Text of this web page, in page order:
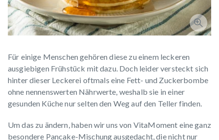
Für einige Menschen gehören diese zu einem leckeren
ausgiebigen Frühstück mit dazu. Doch leider versteckt sich
hinter dieser Leckerei oftmals eine Fett- und Zuckerbombe
ohne nennenswerten Nährwerte, weshalb sie in einer
gesunden Küche nur selten den Weg auf den Teller finden.
Um das zu ändern, haben wir uns von VitaMoment eine ganz
besondere Pancake-Mischungausgedacht, die nicht nur